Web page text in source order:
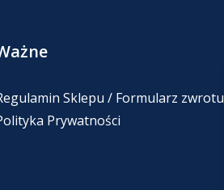
Sklepu / Formularz zwrotu
Prywatności